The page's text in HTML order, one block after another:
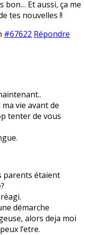
bon… Et aussi, ça me
tes nouvelles !!
#67622 Répondre
vie avant de
tenter de vous
parents étaient
démarche
alors deja moi
l’etre.